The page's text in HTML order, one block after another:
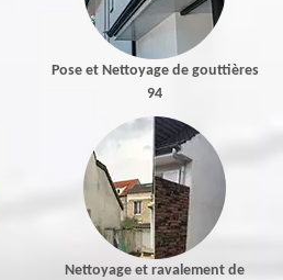
Pose et Nettoyage de gouttières
94
Nettoyage et ravalement de